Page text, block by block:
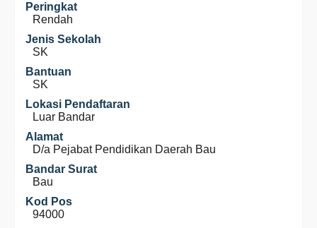
Peringkat
Rendah
Jenis Sekolah
SK
Bantuan
SK
Lokasi Pendaftaran
Luar Bandar
Alamat
D/a Pejabat Pendidikan Daerah Bau
Bandar Surat
Bau
Kod Pos
94000